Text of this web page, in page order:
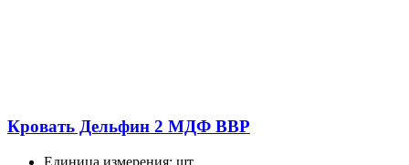
Кровать Дельфин 2 МДФ ВВР
Единица измерения: шт.